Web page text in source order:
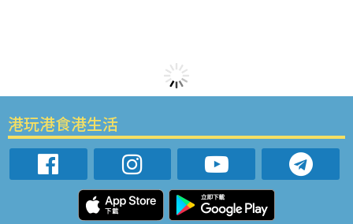
港玩港食港生活